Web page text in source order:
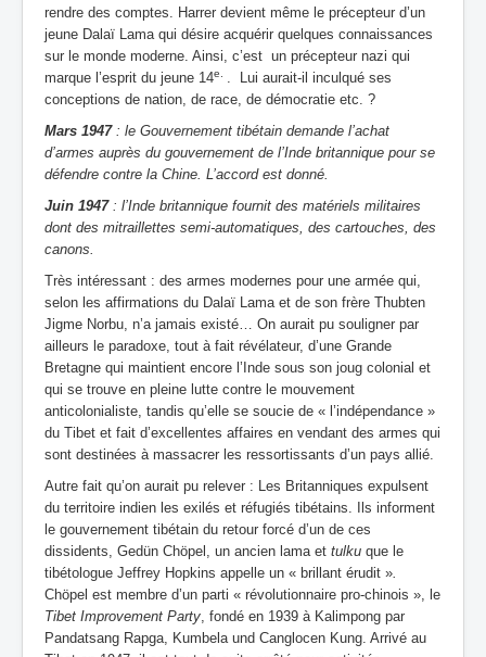
rendre des comptes. Harrer devient même le précepteur d’un
jeune Dalaï Lama qui désire acquérir quelques connaissances
sur le monde moderne. Ainsi, c’est un précepteur nazi qui
marque l’esprit du jeune 14e. . Lui aurait-il inculqué ses
conceptions de nation, de race, de démocratie etc. ?
Mars 1947 : le Gouvernement tibétain demande l’achat
d’armes auprès du gouvernement de l’Inde britannique pour se
défendre contre la Chine. L’accord est donné.
Juin 1947 : l’Inde britannique fournit des matériels militaires
dont des mitraillettes semi-automatiques, des cartouches, des
canons.
Très intéressant : des armes modernes pour une armée qui,
selon les affirmations du Dalaï Lama et de son frère Thubten
Jigme Norbu, n’a jamais existé… On aurait pu souligner par
ailleurs le paradoxe, tout à fait révélateur, d’une Grande
Bretagne qui maintient encore l’Inde sous son joug colonial et
qui se trouve en pleine lutte contre le mouvement
anticolonialiste, tandis qu’elle se soucie de « l’indépendance »
du Tibet et fait d’excellentes affaires en vendant des armes qui
sont destinées à massacrer les ressortissants d’un pays allié.
Autre fait qu’on aurait pu relever : Les Britanniques expulsent
du territoire indien les exilés et réfugiés tibétains. Ils informent
le gouvernement tibétain du retour forcé d’un de ces
dissidents, Gedün Chöpel, un ancien lama et tulku que le
tibétologue Jeffrey Hopkins appelle un « brillant érudit ».
Chöpel est membre d’un parti « révolutionnaire pro-chinois », le
Tibet Improvement Party, fondé en 1939 à Kalimpong par
Pandatsang Rapga, Kumbela und Canglocen Kung. Arrivé au